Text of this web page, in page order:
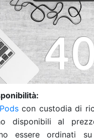
con custodia di
disponibili al
essere ordinati su